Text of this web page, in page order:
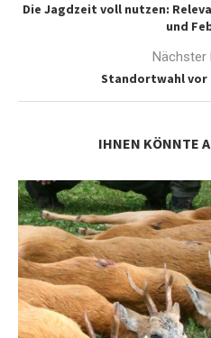
Die Jagdzeit voll nutzen:
und
Nächster
Standortwahl vor
IHNEN KÖNNTE